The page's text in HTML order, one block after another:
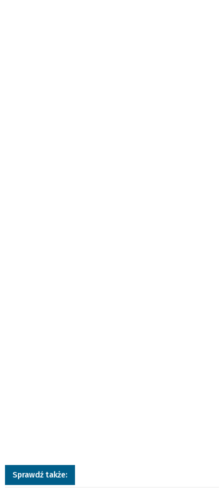
Sprawdź także: